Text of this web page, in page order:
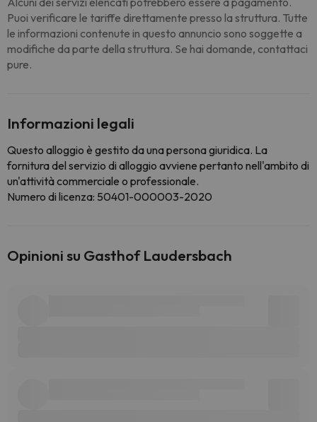
Puoi verificare le tariffe direttamente presso la struttura. Tutte
le informazioni contenute in questo annuncio sono soggette a
modifiche da parte della struttura. Se hai domande, contattaci
pure.
Informazioni legali
Questo alloggio è gestito da una persona giuridica. La
fornitura del servizio di alloggio avviene pertanto nell'ambito di
un'attività commerciale o professionale.
Numero di licenza: 50401-000003-2020
Opinioni su Gasthof Laudersbach